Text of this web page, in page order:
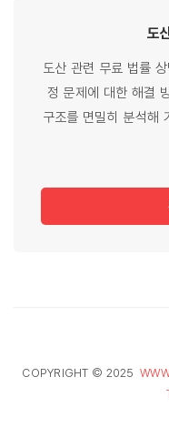
도
도산 관련 무료 법률
정 문제에 대한 해결
구조를 면밀히 분석해
COPYRIGHT © 2025